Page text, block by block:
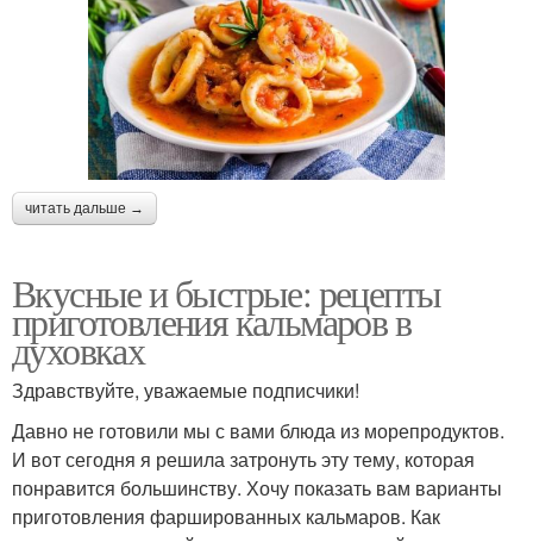
читать дальше →
Вкусные и быстрые: рецепты
приготовления кальмаров в
духовках
Здравствуйте, уважаемые подписчики!
Давно не готовили мы с вами блюда из морепродуктов.
И вот сегодня я решила затронуть эту тему, которая
понравится большинству. Хочу показать вам варианты
приготовления фаршированных кальмаров. Как